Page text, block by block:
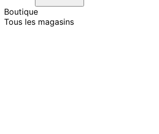
Boutique
Tous les magasins